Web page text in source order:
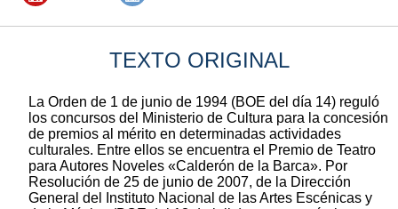
TEXTO ORIGINAL
La Orden de 1 de junio de 1994 (BOE del día 14) reguló
los concursos del Ministerio de Cultura para la concesión
de premios al mérito en determinadas actividades
culturales. Entre ellos se encuentra el Premio de Teatro
para Autores Noveles «Calderón de la Barca». Por
Resolución de 25 de junio de 2007, de la Dirección
General del Instituto Nacional de las Artes Escénicas y